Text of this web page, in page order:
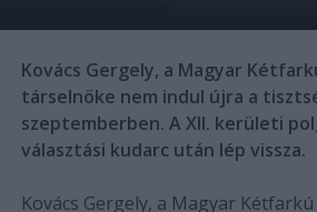
Kovács Gergely, a Magyar
társelnöke nem indul újra a
szeptemberben. A XII. kerületi
választási kudarc után lép vissza.
Kovács Gergely, a Magyar